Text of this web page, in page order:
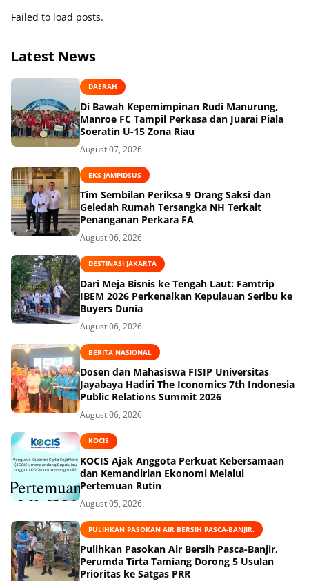
Failed to load posts.
Latest News
DAERAH
Di Bawah Kepemimpinan Rudi Manurung,
Manroe FC Tampil Perkasa dan Juarai Piala
Soeratin U-15 Zona Riau
August 07, 2026
EKS JAMPIDSUS
Tim Sembilan Periksa 9 Orang Saksi dan
Geledah Rumah Tersangka NH Terkait
Penanganan Perkara FA
August 06, 2026
DESTINASI JAKARTA
Dari Meja Bisnis ke Tengah Laut: Famtrip
IBEM 2026 Perkenalkan Kepulauan Seribu ke
Buyers Dunia
August 06, 2026
BERITA NASIONAL
Dosen dan Mahasiswa FISIP Universitas
Jayabaya Hadiri The Iconomics 7th Indonesia
Public Relations Summit 2026
August 06, 2026
KOCIS
KOCIS Ajak Anggota Perkuat Kebersamaan
dan Kemandirian Ekonomi Melalui
Pertemuan Rutin
August 05, 2026
PULIHKAN PASOKAN AIR BERSIH PASCA-BANJIR.
Pulihkan Pasokan Air Bersih Pasca-Banjir,
Perumda Tirta Tamiang Dorong 5 Usulan
Prioritas ke Satgas PRR